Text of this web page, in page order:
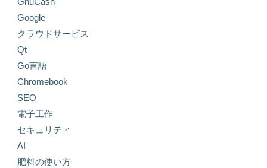
Google
クラウドサービス
Qt
Go言語
Chromebook
SEO
電子工作
セキュリティ
AI
肥料の使い方